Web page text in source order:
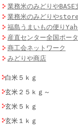
業務米のみどりやBASE
業務米のみどりや
福島うまいもの便り
産直センター全国ポー
商工会ネットワーク
みどりや商店
白米５ｋｇ
玄米２５ｋｇ～
玄米５ｋｇ
玄米１ｋｇ